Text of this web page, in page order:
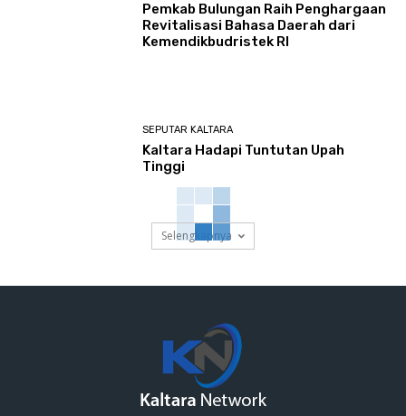
Pemkab Bulungan Raih Penghargaan
Revitalisasi Bahasa Daerah dari
Kemendikbudristek RI
SEPUTAR KALTARA
Kaltara Hadapi Tuntutan Upah
Tinggi
Selengkapnya